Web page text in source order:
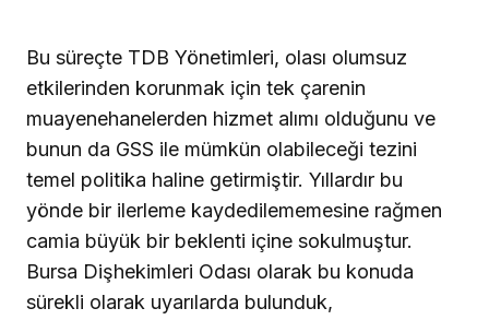
Bu süreçte TDB Yönetimleri, olası olumsuz
etkilerinden korunmak için tek çarenin
muayenehanelerden hizmet alımı olduğunu ve
bunun da GSS ile mümkün olabileceği tezini
temel politika haline getirmiştir. Yıllardır bu
yönde bir ilerleme kaydedilememesine rağmen
camia büyük bir beklenti içine sokulmuştur.
Bursa Dişhekimleri Odası olarak bu konuda
sürekli olarak uyarılarda bulunduk,